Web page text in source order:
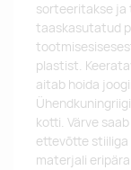
sorteeritakse ja
taaskasutatud
plastist.
aitab hoida
kotti. Värve
ettevõtte stiiliga
materjali